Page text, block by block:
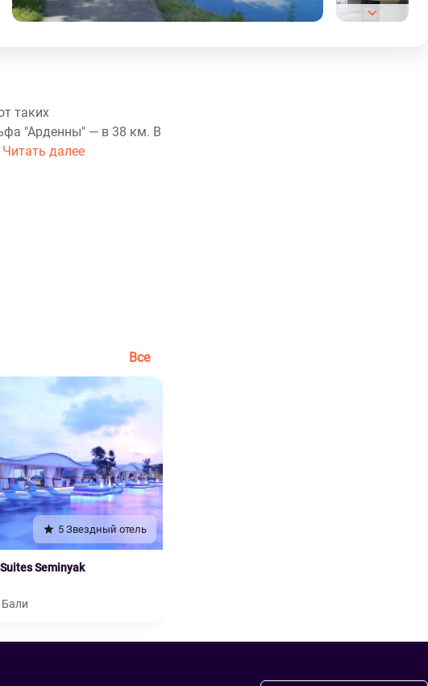
таких
"Арденны" — в 38 км. В
Читать далее
Все
5 Звездный отель
Seminyak
Бали